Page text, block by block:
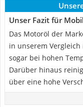
Unser Fazit für
Das Motoröl der
in unserem
sogar bei hohen
Darüber hinaus
über eine hohe